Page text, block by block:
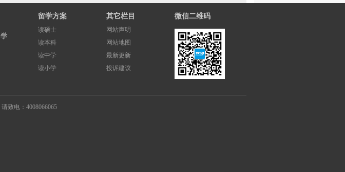
留学方案
读硕士
读本科
读中学
读小学
其它栏目
网站声明
网站地图
最新更新
投诉建议
微信二维码
请致电：4008066065